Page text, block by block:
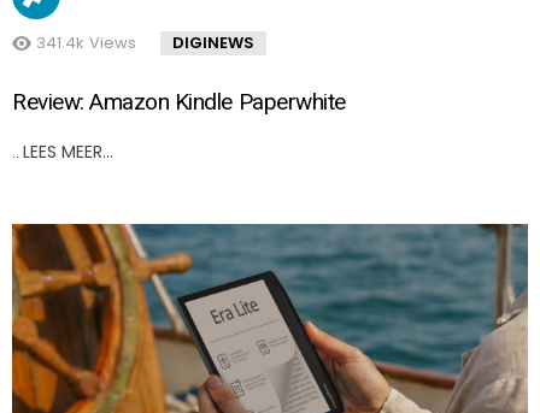
341.4k Views DIGINEWS
Review: Amazon Kindle Paperwhite
LEES MEER…